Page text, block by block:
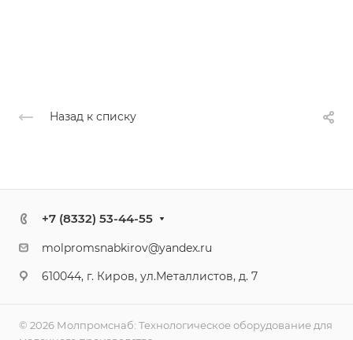
Назад к списку
+7 (8332) 53-44-55
molpromsnabkirov@yandex.ru
610044, г. Киров, ул.Металлистов, д. 7
© 2026 Молпромснаб: Технологическое оборудование для